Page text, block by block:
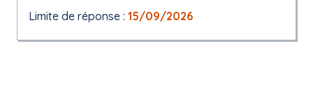
Limite de réponse : 15/09/2026